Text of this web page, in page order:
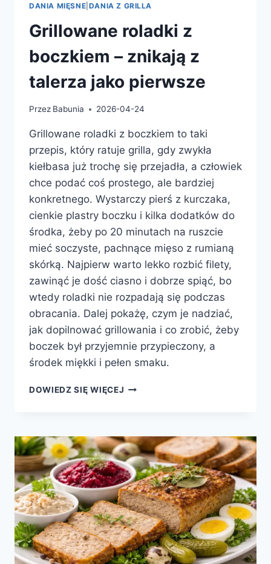
DANIA MIĘSNE DANIA Z GRILLA
Grillowane roladki z
boczkiem – znikają z
talerza jako pierwsze
Przez Babunia 2026-04-24
Grillowane roladki z boczkiem to taki
przepis, który ratuje grilla, gdy zwykła
kiełbasa już trochę się przejadła, a człowiek
chce podać coś prostego, ale bardziej
konkretnego. Wystarczy pierś z kurczaka,
cienkie plastry boczku i kilka dodatków do
środka, żeby po 20 minutach na ruszcie
mieć soczyste, pachnące mięso z rumianą
skórką. Najpierw warto lekko rozbić filety,
zawinąć je dość ciasno i dobrze spiąć, bo
wtedy roladki nie rozpadają się podczas
obracania. Dalej pokażę, czym je nadziać,
jak dopilnować grillowania i co zrobić, żeby
boczek był przyjemnie przypieczony, a
środek miękki i pełen smaku.
DOWIEDZ SIĘ WIĘCEJ GRILLOWANE
–
ZNIKAJĄ
Z
TALERZA
JAKO
PIERWSZE